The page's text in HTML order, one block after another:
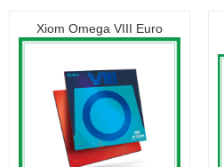
Xiom Omega VIII Euro